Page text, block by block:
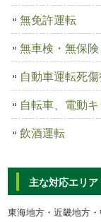
無免許運転
無車検・無保険
自動車運転死
自転車、電動
飲酒運転
主な対応エリア
東海地方・近畿地方